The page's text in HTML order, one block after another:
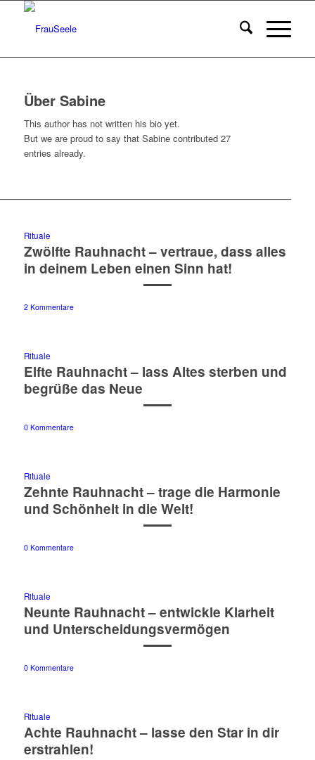
Über Sabine
This author has not written his bio yet.
But we are proud to say that Sabinecontributed 27
entries already.
Rituale
Zwölfte Rauhnacht – vertraue, dass alles
in deinem Leben einen Sinn hat!
2 Kommentare
Rituale
Elfte Rauhnacht – lass Altes sterben und
begrüße das Neue
0 Kommentare
Rituale
Zehnte Rauhnacht – trage die Harmonie
und Schönheit in die Welt!
0 Kommentare
Rituale
Neunte Rauhnacht – entwickle Klarheit
und Unterscheidungsvermögen
0 Kommentare
Rituale
Achte Rauhnacht – lasse den Star in dir
erstrahlen!